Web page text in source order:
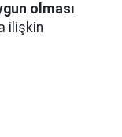
olması
ilişkin